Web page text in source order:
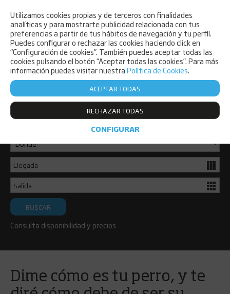
Utilizamos cookies propias y de terceros con finalidades
analíticas y para mostrarte publicidad relacionada con tus
preferencias a partir de tus hábitos de navegación y tu perfil.
Puedes configurar o rechazar las cookies haciendo click en
“Configuración de cookies”. También puedes aceptar todas las
cookies pulsando el botón “Aceptar todas las cookies”. Para más
información puedes visitar nuestraPolítica de Cookies.
ACEPTAR TODAS
RECHAZAR TODAS
CONFIGURAR
PET FRIENDLY
Consulta disponibilidad y reserva ya
de forma sencilla.
BUSCAR
Consulta disponibilidad y precios
Dime cómo es tu perro, y te